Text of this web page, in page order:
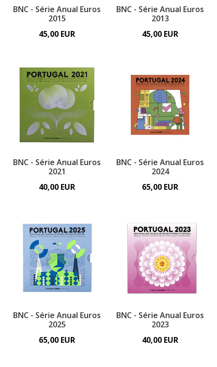
BNC - Série Anual Euros
2015
45,00 EUR
BNC - Série Anual Euros
2013
45,00 EUR
BNC - Série Anual Euros
2021
40,00 EUR
BNC - Série Anual Euros
2024
65,00 EUR
BNC - Série Anual Euros
2025
65,00 EUR
BNC - Série Anual Euros
2023
40,00 EUR